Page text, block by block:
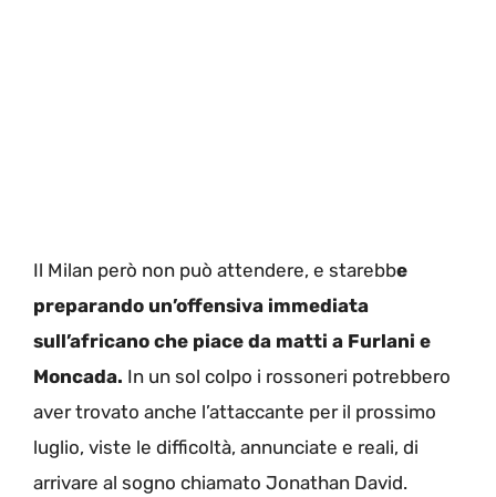
Il Milan però non può attendere, e starebbe
preparando un’offensiva immediata
sull’africano che piace da matti a Furlani e
Moncada. In un sol colpo i rossoneri potrebbero
aver trovato anche l’attaccante per il prossimo
luglio, viste le difficoltà, annunciate e reali, di
arrivare al sogno chiamato Jonathan David.